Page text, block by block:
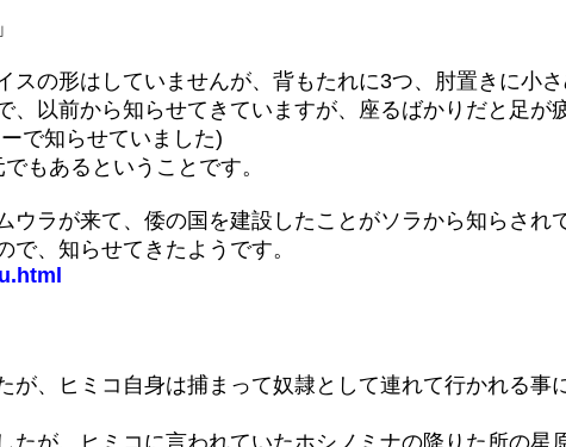
の形はしていませんが、背もたれに3つ、肘置きに小さ
以前から知らせてきていますが、座るばかりだと足が
で知らせていました)
もあるということです。
ラが来て、倭の国を建設したことがソラから知らされ
、知らせてきたようです。
、ヒミコ自身は捕まって奴隷として連れて行かれる
たが、ヒミコに言われていたホシノミナの降りた所の